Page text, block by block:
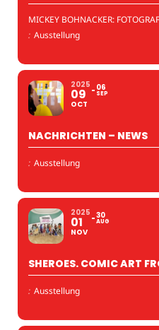
MICKEY BOHNACKER:
: Ausstellung
2025
09
OCT
06
SEP
NACHRICHTEN – NEWS
: Ausstellung
2025
01
NOV
30
AUG
SHEROES. COMIC ART
: Ausstellung